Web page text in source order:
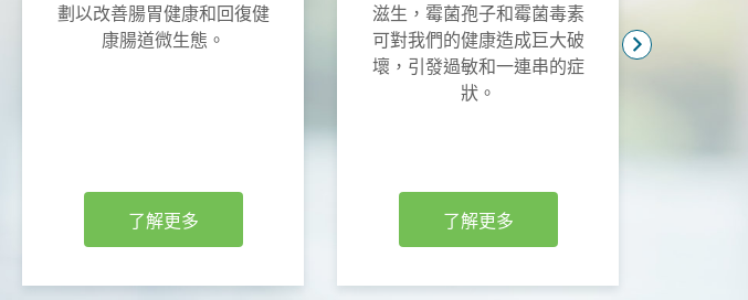
劃以改善腸胃健康和回復健
康腸道微生態。
了解更多
滋生，霉菌孢子和霉菌毒素
可對我們的健康造成巨大破
壞，引發過敏和一連串的症
狀。
了解更多